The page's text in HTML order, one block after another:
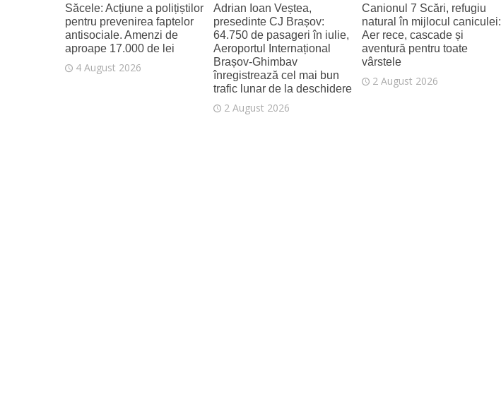
Săcele: Acțiune a polițiștilor
pentru prevenirea faptelor
antisociale. Amenzi de
aproape 17.000 de lei
4 August 2026
Adrian Ioan Veștea,
presedinte CJ Brașov:
64.750 de pasageri în iulie,
Aeroportul Internațional
Brașov‑Ghimbav
înregistrează cel mai bun
trafic lunar de la deschidere
2 August 2026
Canionul 7 Scări, refugiu
natural în mijlocul caniculei:
Aer rece, cascade și
aventură pentru toate
vârstele
2 August 2026